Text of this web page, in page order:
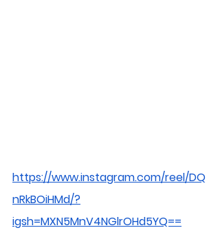
https://www.instagram.com/reel/DQ
nRkBOiHMd/?
igsh=MXN5MnV4NGlrOHd5YQ==